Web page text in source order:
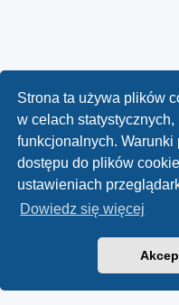
Strona ta używa plików
w celach
funkcjonalnych.
dostępu do plików
ustawieniach
Dowiedz się więcej